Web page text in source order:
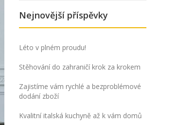
Nejnovější příspěvky
Léto v plném proudu!
Stěhování do zahraničí krok za krokem
Zajistíme vám rychlé a bezproblémové
dodání zboží
Kvalitní italská kuchyně až k vám domů